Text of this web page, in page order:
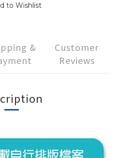
to Wishlist
&
Customer
Reviews